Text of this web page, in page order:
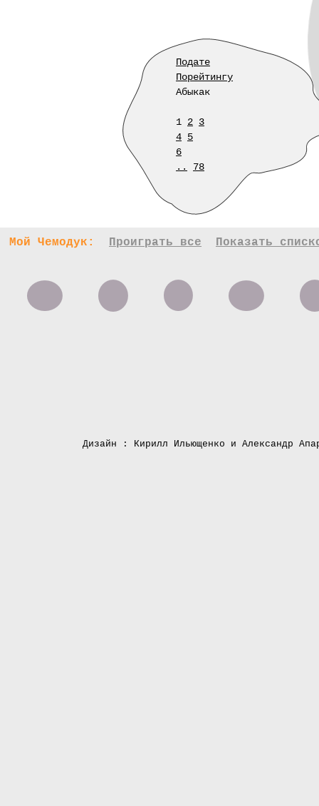
Подате
Порейтингу
Абыкак
1 2 3
4 5
6
..
78
Мой Чемодук: Проиграть все Показать
Дизайн : Кирилл Ильющенко и Александр